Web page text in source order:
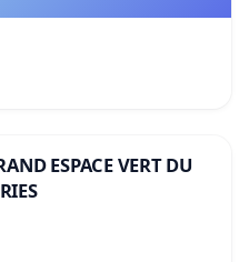
ESPACE VERT DU